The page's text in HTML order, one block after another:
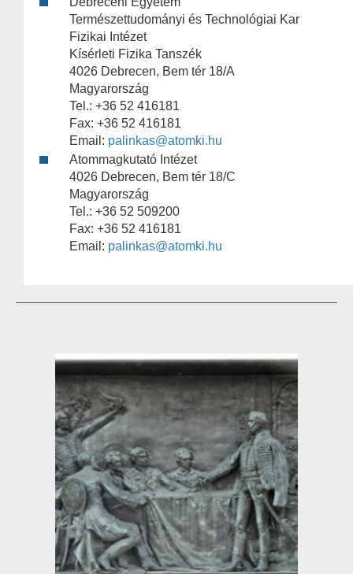
Természettudományi és Technológiai Kar
Fizikai Intézet
Kísérleti Fizika Tanszék
4026 Debrecen, Bem tér 18/A
Magyarország
Tel.: +36 52 416181
Fax: +36 52 416181
Email: palinkas@atomki.hu
Atommagkutató Intézet
4026 Debrecen, Bem tér 18/C
Magyarország
Tel.: +36 52 509200
Fax: +36 52 416181
Email: palinkas@atomki.hu